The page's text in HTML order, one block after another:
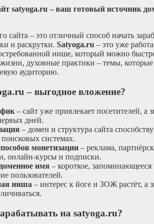
satyoga.ru – ваш готовый источник
сайта – это отличный способ начать
и раскрутки. Satyoga.ru – это уже
нише, который можно
духовные практики – темы, которые
аудиторию.
– выгодное вложение?
– сайт уже привлекает посетителей, а
дней.
– домен и структура сайта
системах.
монетизации – реклама,
онлайн-курсы и подписки.
имя – короткое, запоминающееся
пользователей.
ниша – интерес к йоге и ЗОЖ растёт, а
на satyoga.ru?